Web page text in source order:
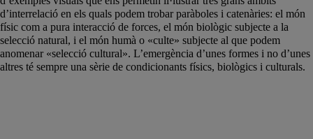
d’interrelació en els quals podem trobar paràboles i catenàries: el món
físic com a pura interacció de forces, el món biològic subjecte a la
selecció natural, i el món humà o «culte» subjecte al que podem
anomenar «selecció cultural». L’emergència d’unes formes i no d’unes
altres té sempre una sèrie de condicionants físics, biològics i culturals.